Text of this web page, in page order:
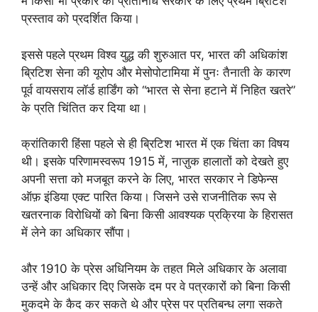
प्रस्ताव को प्रदर्शित किया।
इससे पहले प्रथम विश्व युद्ध की शुरुआत पर, भारत की अधिकांश
ब्रिटिश सेना की यूरोप और मेसोपोटामिया में पुनः तैनाती के कारण
पूर्व वायसराय लॉर्ड हार्डिंग को “भारत से सेना हटाने में निहित खतरे”
के प्रति चिंतित कर दिया था।
क्रांतिकारी हिंसा पहले से ही ब्रिटिश भारत में एक चिंता का विषय
थी। इसके परिणामस्वरूप 1915 में, नाज़ुक हालातों को देखते हुए
अपनी सत्ता को मजबूत करने के लिए, भारत सरकार ने डिफेन्स
ऑफ़ इंडिया एक्ट पारित किया। जिसने उसे राजनीतिक रूप से
खतरनाक विरोधियों को बिना किसी आवश्यक प्रक्रिया के हिरासत
में लेने का अधिकार सौंपा।
और 1910 के प्रेस अधिनियम के तहत मिले अधिकार के अलावा
उन्हें और अधिकार दिए जिसके दम पर वे पत्रकारों को बिना किसी
मुकदमे के कैद कर सकते थे और प्रेस पर प्रतिबन्ध लगा सकते